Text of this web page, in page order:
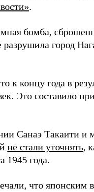
.
бомба,
город
к концу года в
Это составило
Санаэ Такаити
не стали уточнять,
1945 года.
что японским